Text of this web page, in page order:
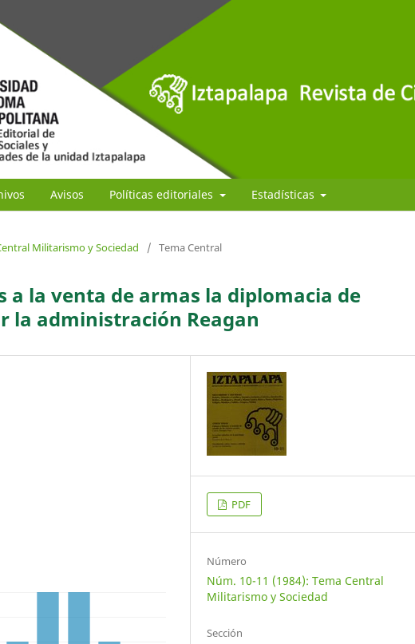
Avisos Políticas editoriales Estadísticas
Militarismo y Sociedad / Tema Central
a la venta de armas la diplomacia de
la administración Reagan
PDF
Número
Núm. 10-11 (1984): Tema Central
Militarismo y Sociedad
Sección